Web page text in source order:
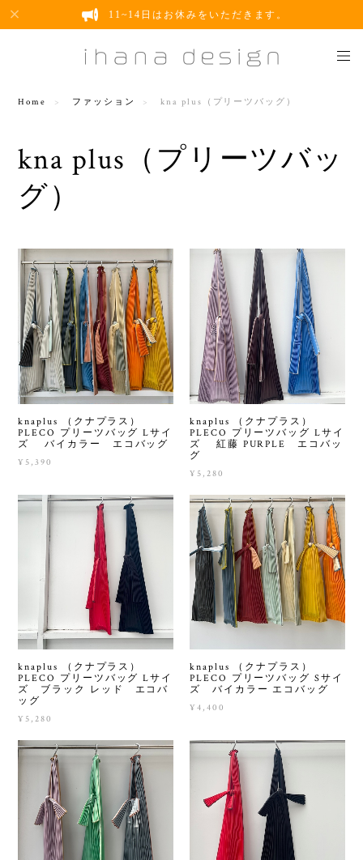
11~14日はお休みをいただきます。
Home ファッション kna plus（プリーツバッグ）
kna plus（プリーツバッ
グ）
knaplus （クナプラス）
PLECO プリーツバッグ Lサイ
ズ バイカラー エコバッグ
¥5,390
knaplus （クナプラス）
PLECO プリーツバッグ Lサイ
ズ 紅藤 PURPLE エコバッ
グ
¥5,280
knaplus （クナプラス）
PLECO プリーツバッグ Lサイ
ズ ブラック レッド エコバ
ッグ
¥5,280
knaplus （クナプラス）
PLECO プリーツバッグ Sサイ
ズ バイカラー エコバッグ
¥4,400